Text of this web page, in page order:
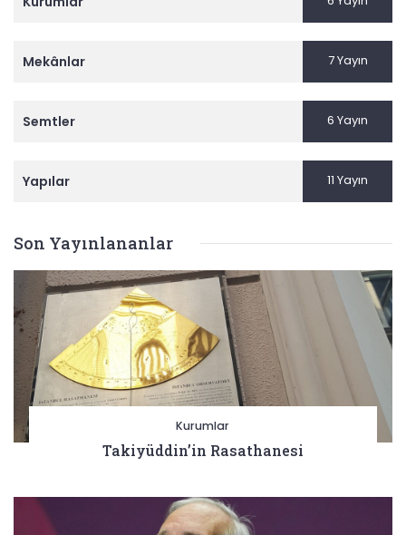
Mekânlar 7 Yayın
Semtler 6 Yayın
Yapılar 11 Yayın
Son Yayınlananlar
Kurumlar
Takiyüddin’in Rasathanesi